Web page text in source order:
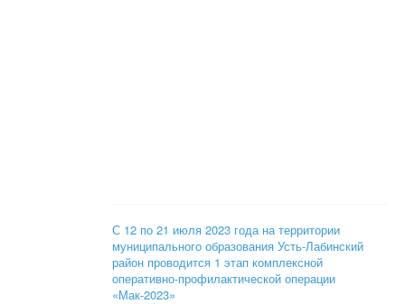
С 12 по 21 июля 2023 года на территории
муниципального образования Усть-Лабинский
район проводится 1 этап комплексной
оперативно-профилактической операции
«Мак-2023»